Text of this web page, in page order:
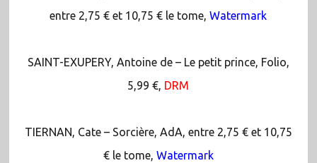
entre 2,75 € et 10,75 € le tome,Watermark
SAINT-EXUPERY, Antoine de – Le petit prince, Folio,
5,99 €, DRM
TIERNAN, Cate – Sorcière, AdA, entre 2,75 € et 10,75
€ le tome, Watermark